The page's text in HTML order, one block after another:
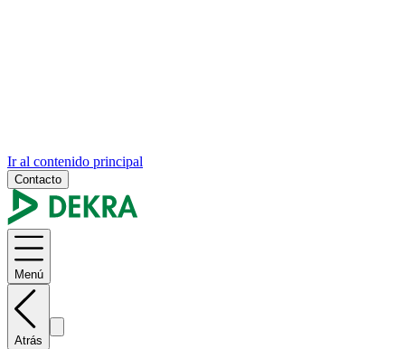
Ir al contenido principal
Contacto
Menú
Atrás